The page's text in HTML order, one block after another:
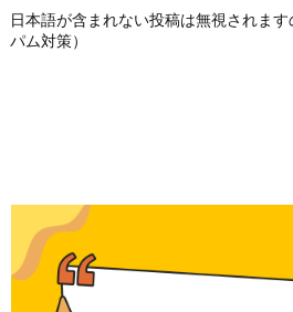
日本語が含まれない投稿は無視されま
パム対策）